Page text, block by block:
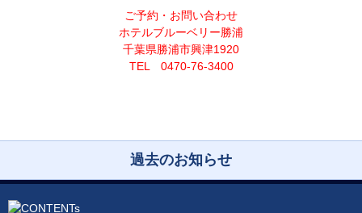
ご予約・お問い合わせ
ホテルブルーベリー勝浦
千葉県勝浦市興津1920
TEL 0470-76-3400
過去のお知らせ